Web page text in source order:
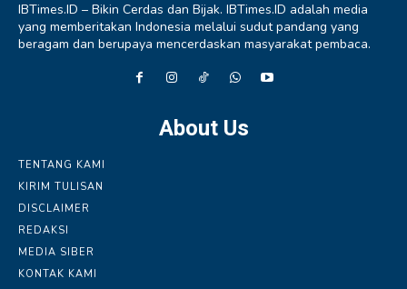
IBTimes.ID – Bikin Cerdas dan Bijak. IBTimes.ID adalah media
yang memberitakan Indonesia melalui sudut pandang yang
beragam dan berupaya mencerdaskan masyarakat pembaca.
About Us
TENTANG KAMI
KIRIM TULISAN
DISCLAIMER
REDAKSI
MEDIA SIBER
KONTAK KAMI